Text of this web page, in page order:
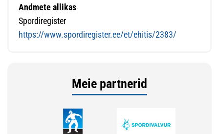
Andmete allikas
Spordiregister
https://www.spordiregister.ee/et/ehitis/2383/
Meie partnerid